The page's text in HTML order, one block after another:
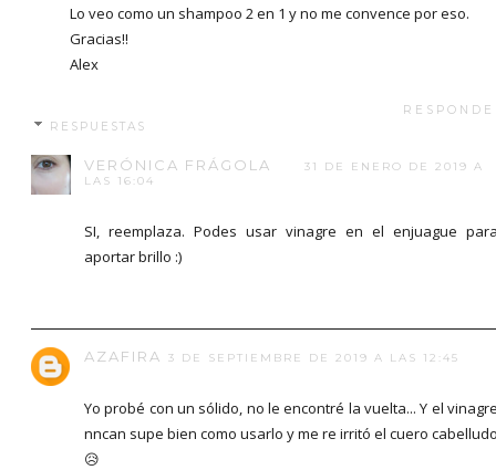
Lo veo como un shampoo 2 en 1 y no me convence por eso.
Gracias!!
Alex
RESPUESTAS
VERÓNICA FRÁGOLA
31 DE ENERO DE 2019 A
LAS 16:04
SI, reemplaza. Podes usar vinagre en el enjuague
aportar brillo :)
AZAFIRA 3 DE SEPTIEMBRE DE 2019 A LAS 12:45
Yo probé con un sólido, no le encontré la vuelta... Y el
nncan supe bien como usarlo y me re irritó el cuero
😥